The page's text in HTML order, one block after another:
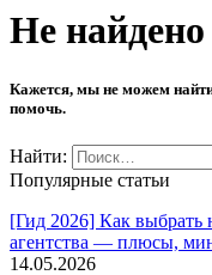
Не найдено
Кажется, мы не можем
помочь.
Найти:
Популярные статьи
[Гид 2026] Как выбрать
агентства — плюсы,
14.05.2026